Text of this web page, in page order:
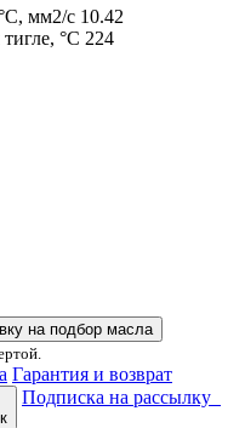
мм2/с 10.42
°С 224
на подбор масла
Гарантия и возврат
Подписка на рассылку